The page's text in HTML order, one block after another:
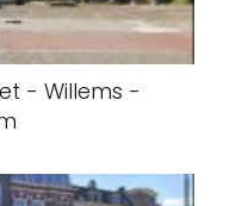
- Willems -